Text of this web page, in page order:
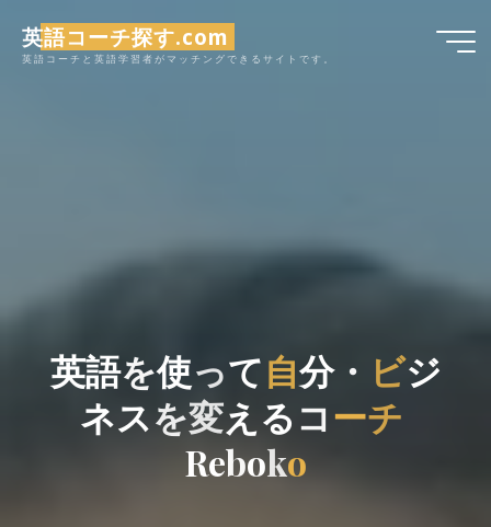
英語コーチ探す.com
英語コーチと英語学習者がマッチングできるサイトです。
英語を使って自分・ ビジ
ネスを変え るコーチ
Reboko